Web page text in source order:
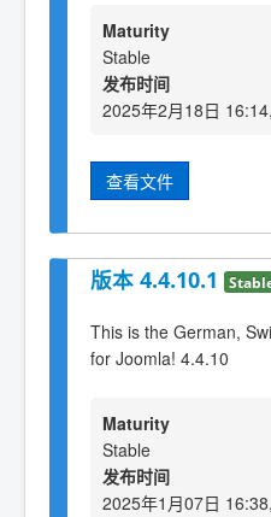
Maturity
Stable
发布时间
2025年2月18日
查看文件
版本 4.4.10.1
This is the German,
for Joomla! 4.4.10
Maturity
Stable
发布时间
2025年1月07日